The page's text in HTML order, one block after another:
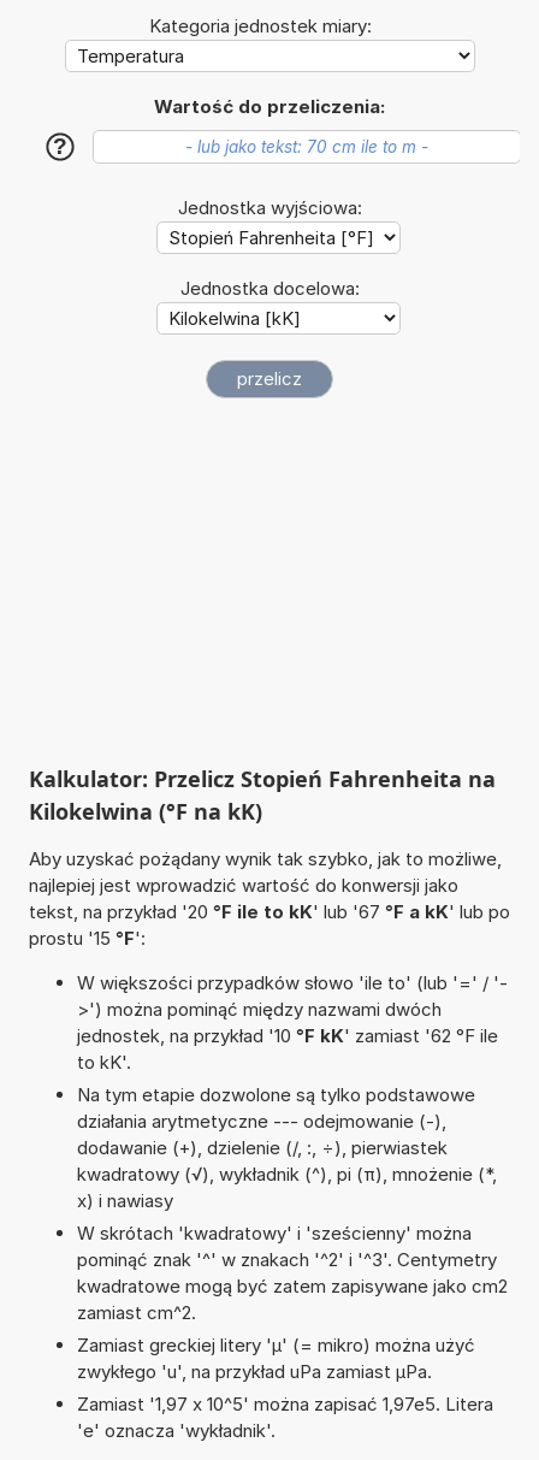
Kategoria jednostek miary:
Wartość do przeliczenia:
?
Jednostka wyjściowa:
Jednostka docelowa:
Kalkulator: Przelicz Stopień Fahrenheita na
Kilokelwina (°F na kK)
Aby uzyskać pożądany wynik tak szybko, jak to możliwe,
najlepiej jest wprowadzić wartość do konwersji jako
tekst, na przykład '20 °F ile to kK' lub '67 °F a kK' lub po
prostu '15 °F':
W większości przypadków słowo 'ile to' (lub '=' / '-
>') można pominąć między nazwami dwóch
jednostek, na przykład '10 °F kK' zamiast '62 °F ile
to kK'.
Na tym etapie dozwolone są tylko podstawowe
działania arytmetyczne --- odejmowanie (-),
dodawanie (+), dzielenie (/, :, ÷), pierwiastek
kwadratowy (√), wykładnik (^), pi (π), mnożenie (*,
x) i nawiasy
W skrótach 'kwadratowy' i 'sześcienny' można
pominąć znak '^' w znakach '^2' i '^3'. Centymetry
kwadratowe mogą być zatem zapisywane jako cm2
zamiast cm^2.
Zamiast greckiej litery 'µ' (= mikro) można użyć
zwykłego 'u', na przykład uPa zamiast µPa.
Zamiast '1,97 x 10^5' można zapisać 1,97e5. Litera
'e' oznacza 'wykładnik'.